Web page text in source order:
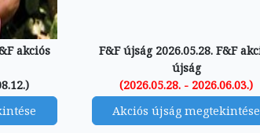
akciós
F&F újság 2026.05.28. F&F
újság
(2026.05.28. - 2026.06.03.)
Akciós újság megtekintése